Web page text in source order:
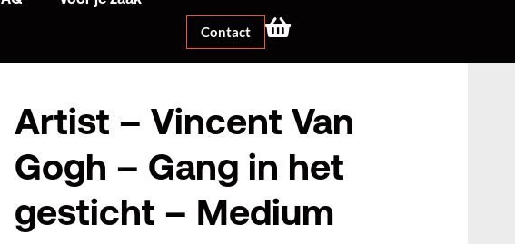
Contact
Artist – Vincent Van
Gogh – Gang in het
gesticht – Medium